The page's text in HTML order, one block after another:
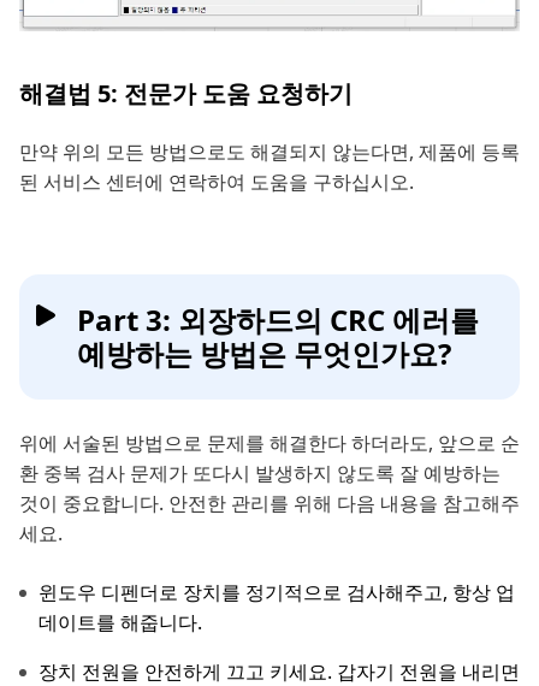
해결법 5: 전문가 도움 요청하기
만약 위의 모든 방법으로도 해결되지 않는다면, 제품에 등록
된 서비스 센터에 연락하여 도움을 구하십시오.
Part 3: 외장하드의 CRC 에러를
예방하는 방법은 무엇인가요?
위에 서술된 방법으로 문제를 해결한다 하더라도, 앞으로 순
환 중복 검사 문제가 또다시 발생하지 않도록 잘 예방하는
것이 중요합니다. 안전한 관리를 위해 다음 내용을 참고해주
세요.
윈도우 디펜더로 장치를 정기적으로 검사해주고, 항상 업
데이트를 해줍니다.
장치 전원을 안전하게 끄고 키세요. 갑자기 전원을 내리면